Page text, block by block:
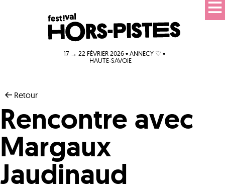
17 → 22 FÉVRIER 2026 • ANNECY ♡ •
HAUTE-SAVOIE
Retour
Rencontre avec
Margaux
Jaudinaud